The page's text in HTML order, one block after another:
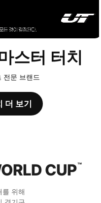
스터 터치
전문 브랜드
더 보기
CUP™
를 위해